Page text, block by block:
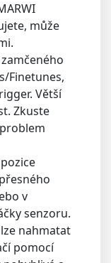
může
Finetunes,
Větší
Zkuste
v
senzoru.
nahmatat
pomocí